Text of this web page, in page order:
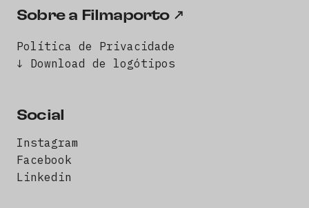
Sobre a Filmaporto
Política de Privacidade
↓ Download de logótipos
Social
Instagram
Facebook
Linkedin